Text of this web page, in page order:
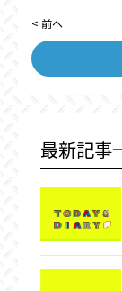
< 前へ
最新記事